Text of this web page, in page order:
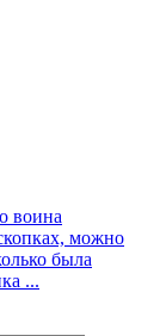
воина
можно
была
...